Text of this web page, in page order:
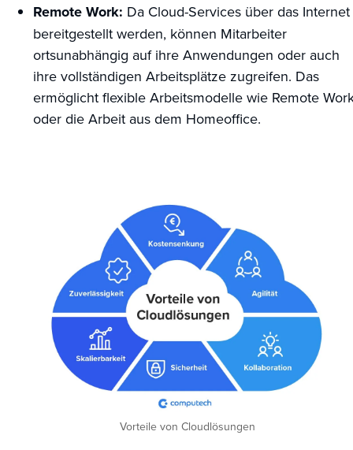
Remote Work: Da Cloud-Services über das Internet
bereitgestellt werden, können Mitarbeiter
ortsunabhängig auf ihre Anwendungen oder auch
ihre vollständigen Arbeitsplätze zugreifen. Das
ermöglicht flexible Arbeitsmodelle wie Remote
oder die Arbeit aus dem Homeoffice.
Vorteile von Cloudlösungen